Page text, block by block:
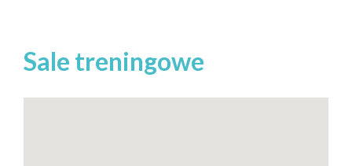
Sale treningowe